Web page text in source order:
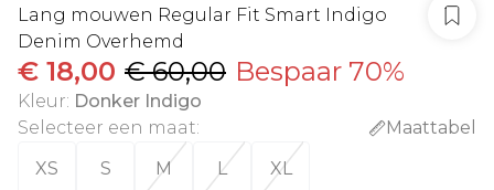
Lang mouwen Regular Fit Smart Indigo
Denim Overhemd
€ 18,00 € 60,00 Bespaar 70%
Kleur: Donker Indigo
Selecteer een maat:
Maattabel
XS
S M L XL